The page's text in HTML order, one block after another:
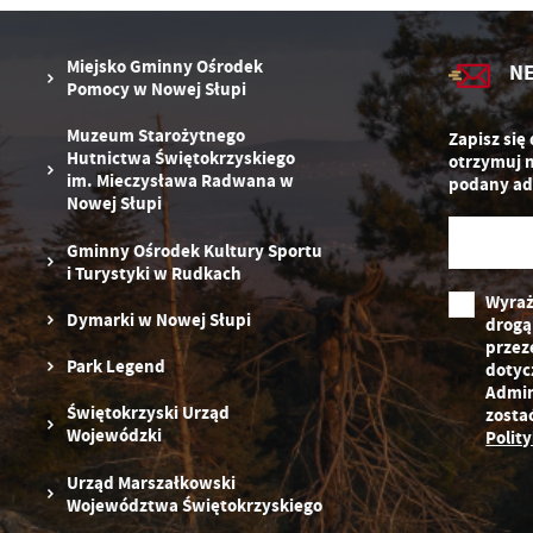
Miejsko Gminny Ośrodek
Pomocy w Nowej Słupi
Muzeum Starożytnego
Hutnictwa Świętokrzyskiego
im. Mieczysława Radwana w
Nowej Słupi
Gminny Ośrodek Kultury Sportu
i Turystyki w Rudkach
Dymarki w Nowej Słupi
Park Legend
Świętokrzyski Urząd
Wojewódzki
Urząd Marszałkowski
Województwa Świętokrzyskiego
Zapisz
otrzymuj
podany